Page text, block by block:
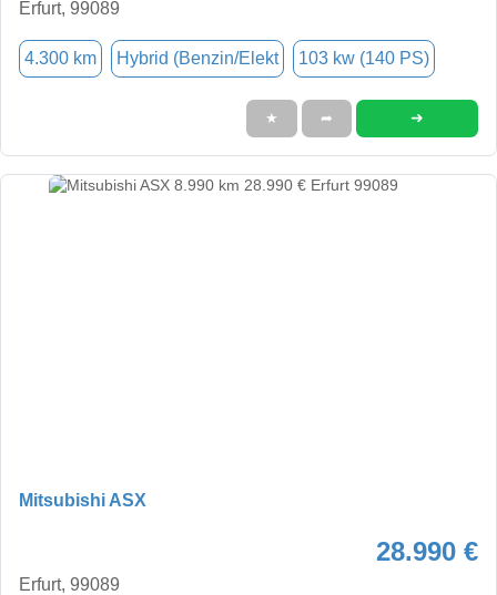
Erfurt, 99089
4.300 km Hybrid (Benzin/Elekt 103 kw (140 PS)
★ ➦ ➜
Mitsubishi ASX
28.990 €
Erfurt, 99089